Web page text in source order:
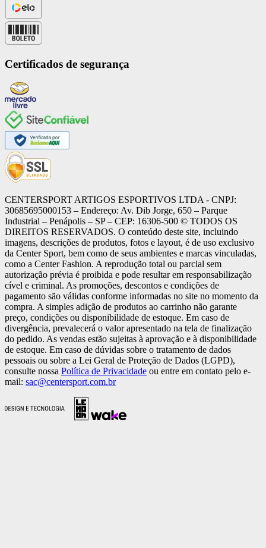
Certificados de segurança
CENTERSPORT ARTIGOS ESPORTIVOS LTDA - CNPJ:
30685695000153 – Endereço: Av. Dib Jorge, 650 – Parque
Industrial – Penápolis – SP – CEP: 16306-500 ©️ TODOS OS
DIREITOS RESERVADOS. O conteúdo deste site, incluindo
imagens, descrições de produtos, fotos e layout, é de uso exclusivo
da Center Sport, bem como de seus ambientes e marcas vinculadas,
como a Center Fashion. A reprodução total ou parcial sem
autorização prévia é proibida e pode resultar em responsabilização
cível e criminal. As promoções, descontos e condições de
pagamento são válidas conforme informadas no site no momento da
compra. A simples adição de produtos ao carrinho não garante
preço, condições ou disponibilidade de estoque. Em caso de
divergência, prevalecerá o valor apresentado na tela de finalização
do pedido. As vendas estão sujeitas à aprovação e à disponibilidade
de estoque. Em caso de dúvidas sobre o tratamento de dados
pessoais ou sobre a Lei Geral de Proteção de Dados (LGPD),
consulte nossa Política de Privacidade ou entre em contato pelo e-
mail: sac@centersport.com.br